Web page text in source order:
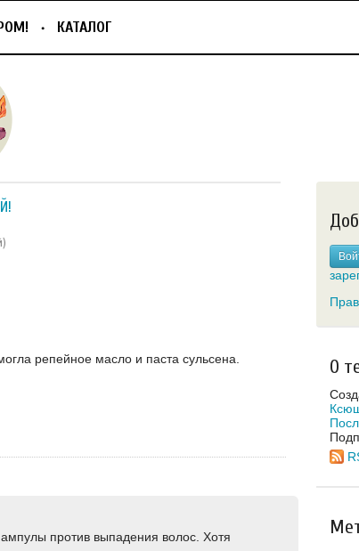
КАТАЛОГ
репейное масло и паста сульсена.
против выпадения волос. Хотя
О